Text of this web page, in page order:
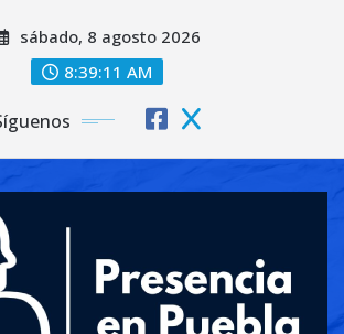
sábado, 8 agosto 2026
8:39:13 AM